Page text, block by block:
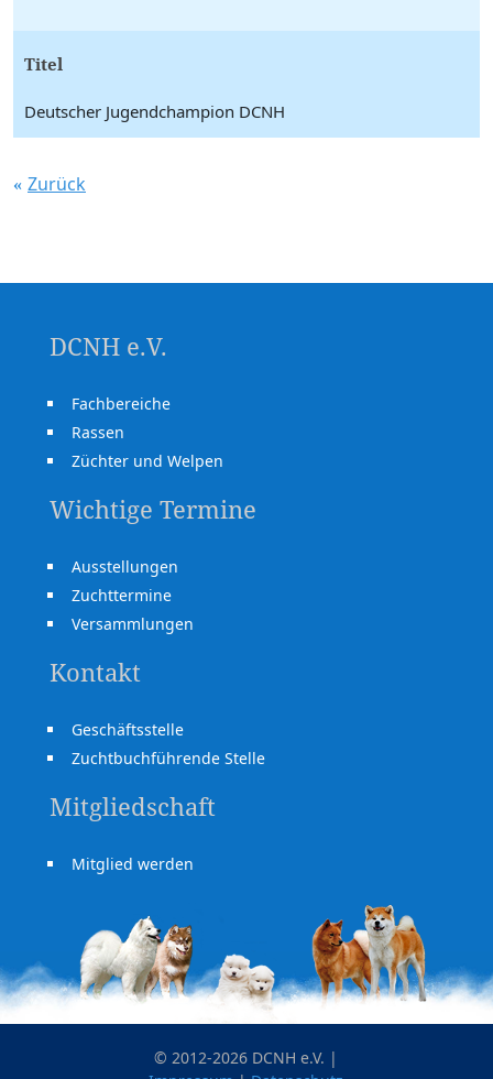
Titel
Deutscher Jugendchampion DCNH
Zurück
DCNH e.V.
Fachbereiche
Rassen
Züchter und Welpen
Wichtige Termine
Ausstellungen
Zuchttermine
Versammlungen
Kontakt
Geschäftsstelle
Zuchtbuchführende Stelle
Mitgliedschaft
Mitglied werden
© 2012-2026 DCNH e.V. |